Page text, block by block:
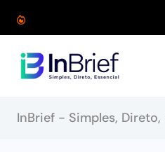
InBrief - Simples, Direto,